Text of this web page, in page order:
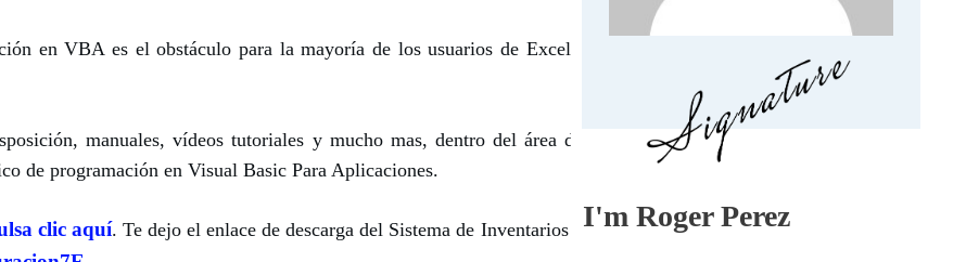
en VBA es el obstáculo para la mayoría de los usuarios de Excel, impidiendo automatizar
manuales, vídeos tutoriales y mucho mas, dentro del área de Alumnos Aplica Excel
de programación en Visual Basic Para Aplicaciones.
clic aquí. Te dejo el enlace de descarga del Sistema de Inventarios y Ventas. Pulsa clic en el
I'm Roger Perez